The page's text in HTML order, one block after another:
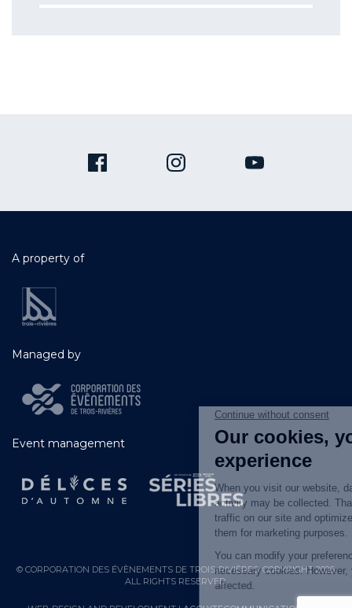
A property of
Managed by
Event management
© CORPORATION DES ÉVÈNEMENTS DE TROIS-RIVIÈRES. COPYRIGHT 2026.
ALL RIGHTS RESERVED.